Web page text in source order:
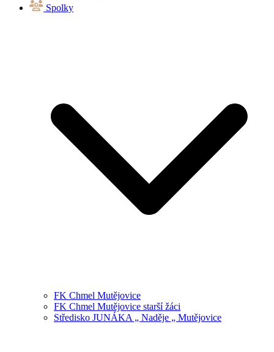
Spolky
FK Chmel Mutějovice
FK Chmel Mutějovice starší žáci
Středisko JUNÁKA „ Naděje „ Mutějovice